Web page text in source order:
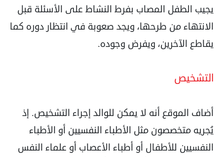
يجيب الطفل المصاب بفرط النشاط على الأسئلة قبل
الانتهاء من طرحها، ويجد صعوبة في انتظار دوره كما
يقاطع الآخرين، ويفرض وجوده.
التشخيص
أضاف الموقع أنه لا يمكن للوالد إجراء التشخيص. إذ
يُجريه متخصصون مثل الأطباء النفسيين أو الأطباء
النفسيين للأطفال أو أطباء الأعصاب أو علماء النفس